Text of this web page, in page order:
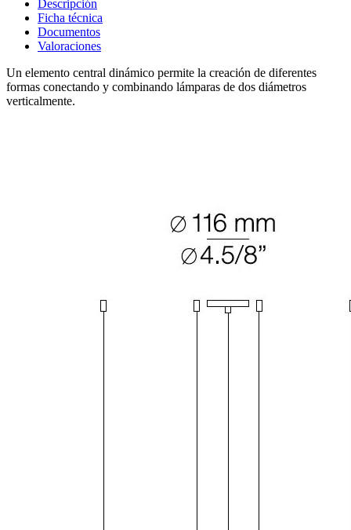
Descripción
Ficha técnica
Documentos
Valoraciones
Un elemento central dinámico permite la creación de diferentes
formas conectando y combinando lámparas de dos diámetros
verticalmente.